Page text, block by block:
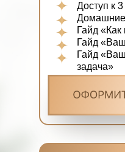
Доступ к
Домашние
Гайд
Гайд
Гайд
задача»